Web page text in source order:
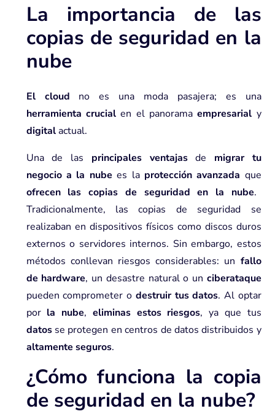
La importancia de las
copias de seguridad en la
nube
El cloud no es una moda pasajera; es una
herramienta crucial en el panoramaempresarial y
digitalactual.
Una de las principales ventajasde migrar tu
negocio a la nube es la protección avanzada que
ofrecen las copias de seguridad en la nube.
Tradicionalmente, las copias de seguridad se
realizaban en dispositivos físicos como discos duros
externos o servidores internos. Sin embargo, estos
métodos conllevan riesgos considerables: un fallo
de hardware, un desastre natural o un ciberataque
pueden comprometer o destruir tus datos. Al optar
por la nube, eliminas estos riesgos, ya que tus
datosse protegen en centros de datos distribuidos y
altamente seguros.
¿Cómo funciona la copia
de seguridad en la nube?